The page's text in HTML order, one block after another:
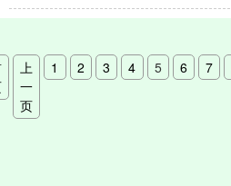
上
一
页
1 2 3 4 5 6 7